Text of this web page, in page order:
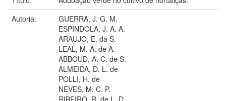
Autoria:
GUERRA, J. G. M.
ESPINDOLA, J. A. A.
ARAUJO, E. da S.
LEAL, M. A. de A.
ABBOUD, A. C. de S.
ALMEIDA, D. L. de
POLLI, H. de
NEVES, M. C. P.
RIBEIRO, R. de L. D.